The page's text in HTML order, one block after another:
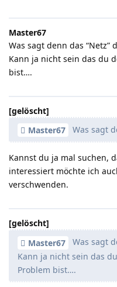
Master67
Was sagt denn das “Netz”
Kann ja nicht sein das du
bist….
[gelöscht]
Master67
Was sagt
Kannst du ja mal suchen,
interessiert möchte ich
verschwenden.
[gelöscht]
Master67
Was sagt
Kann ja nicht sein das
Problem bist….